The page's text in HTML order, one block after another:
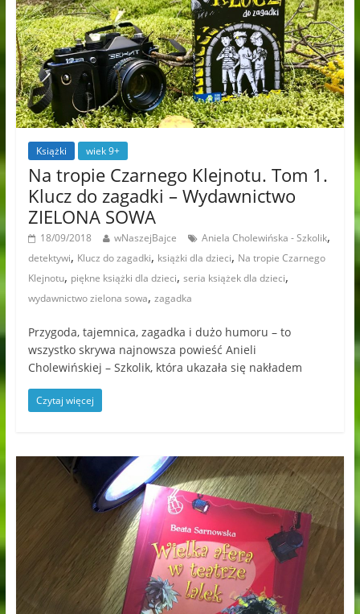
Książki wiek 9+
Na tropie Czarnego Klejnotu. Tom 1.
Klucz do zagadki – Wydawnictwo
ZIELONA SOWA
18/09/2018 wNaszejBajce Aniela Cholewińska - Szkolik,
detektywi, Klucz do zagadki, książki dla dzieci, Na tropie Czarnego
Klejnotu, piękne książki dla dzieci, seria książek dla dzieci,
wydawnictwo zielona sowa, zagadka
Przygoda, tajemnica, zagadka i dużo humoru – to
wszystko skrywa najnowsza powieść Anieli
Cholewińskiej – Szkolik, która ukazała się nakładem
Czytaj więcej